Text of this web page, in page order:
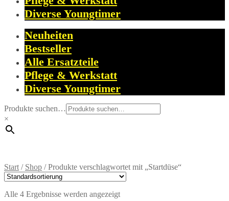
Diverse Youngtimer
Neuheiten
Bestseller
Alle Ersatzteile
Pflege & Werkstatt
Diverse Youngtimer
Produkte suchen…
×
Start / Shop /Produkte verschlagwortet mit „Startdüse“
Alle 4 Ergebnisse werden angezeigt